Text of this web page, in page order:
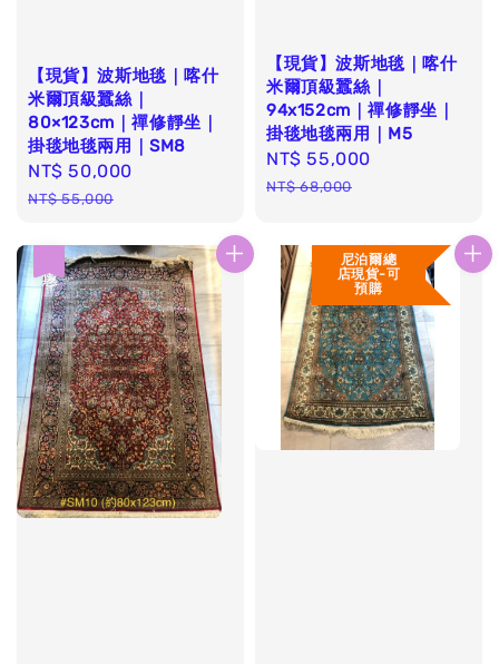
【現貨】波斯地毯｜喀什
米爾頂級蠶絲｜
80×123cm｜禪修靜坐｜
掛毯地毯兩用｜SM8
Sale
price
NT$ 50,000
NT$ 55,000
【現貨】波斯地毯｜喀什
米爾頂級蠶絲｜
94x152cm｜禪修靜坐｜
掛毯地毯兩用｜M5
Sale
price
NT$ 55,000
NT$ 68,000
尼泊爾總
店現貨-可
預購